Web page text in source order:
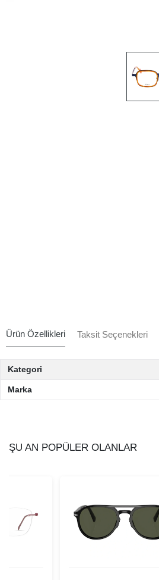
Ürün Özellikleri Taksit Seçenekleri
Kategori
Marka
ŞU AN POPÜLER OLANLAR